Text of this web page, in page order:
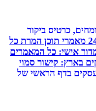
כרטיס ביקור
אישי פרסום של עד 24 מאמרי תוכן המרת כל
אישי: כל המאמרים
קישור סמוי
בדף הראשי של